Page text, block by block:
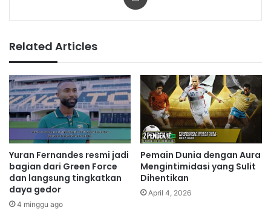
Related Articles
Yuran Fernandes resmi jadi
bagian dari Green Force
dan langsung tingkatkan
daya gedor
4 minggu ago
Pemain Dunia dengan Aura
Mengintimidasi yang Sulit
Dihentikan
April 4, 2026